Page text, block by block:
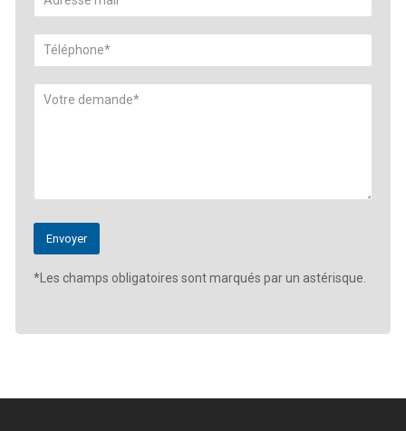
*Les champs obligatoires sont marqués par un astérisque.